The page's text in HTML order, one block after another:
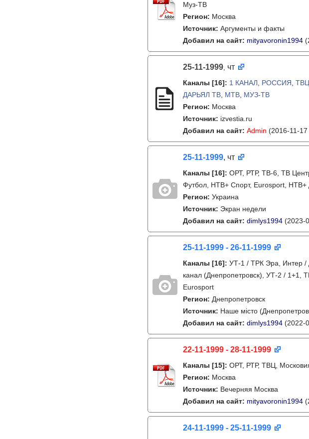
Муз-ТВ
Регион: Москва
Источник: Аргументы и факты
Добавил на сайт: mityavoronin1994
25-11-1999, чт
Каналы [16]: 1 КАНАЛ РОССИЯ ТВЦ
ДАРЬЯЛ ТВ МТВ МУЗ-ТВ
Регион: Москва
Источник: izvestia.ru
Добавил на сайт: Admin (2016-11-
25-11-1999, чт
Каналы [16]: ОРТ, РТР, ТВ-6, ТВ
Футбол, НТВ+ Спорт, Eurosport,
Регион: Украина
Источник: Экран недели
Добавил на сайт: dimlys1994 (2023-
25-11-1999 - 26-11-1999
Каналы [16]: УТ-1 / ТРК Эра, Интер /
канал (Днепропетровск), УТ-2 / 1+1,
Eurosport
Регион: Днепропетровск
Источник: Наше місто
Добавил на сайт: dimlys1994 (2022-
22-11-1999 - 28-11-1999
Каналы [15]: ОРТ, РТР, ТВЦ,
Регион: Москва
Источник: Вечерняя Москва
Добавил на сайт: mityavoronin1994
24-11-1999 - 25-11-1999